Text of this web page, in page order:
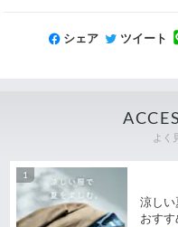
シェア ツイート
よく
涼しい
おす